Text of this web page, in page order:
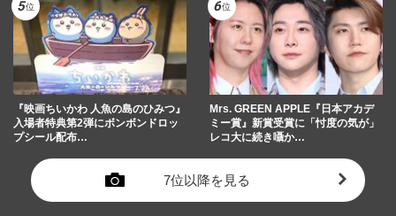
『映画ちいかわ 人魚の島のひみつ』
入場者特典第2弾にボンボンドロッ
プシール配布…
Mrs. GREEN APPLE『日本アカデ
ミー賞』新賞受賞に「忖度の気が」
レコ大に続き囁か…
7位以降を見る